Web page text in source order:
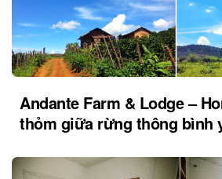
Andante Farm & Lodge –
thỏm giữa rừng thông bình